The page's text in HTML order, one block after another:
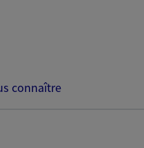
connaître